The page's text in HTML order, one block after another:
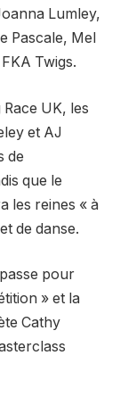
Lumley,
Pascale, Mel
Twigs.
UK, les
et AJ
de
que le
les reines « à
de danse.
pour
» et la
Cathy